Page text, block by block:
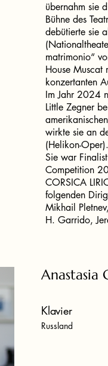
übernahm sie
Bühne des
debütierte sie
matrimonio“
House
konzertanten
Im Jahr 2024
Little Zegner
wirkte sie an
(Helikon-Oper).
Sie war
Competition
CORSICA
folgenden
Mikhail
H. Garrido,
Anastasia
Klavier
Russland